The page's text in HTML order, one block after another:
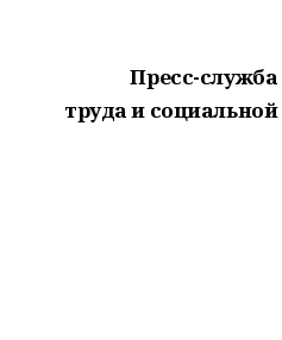
Пресс-
труда и